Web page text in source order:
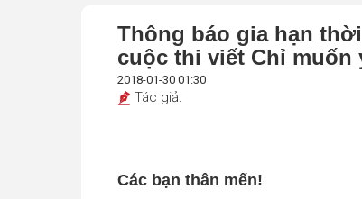
Thông báo gia hạn
cuộc thi viết Chỉ muốn
2018-01-30 01:30
Tác giả:
Các bạn thân mến!